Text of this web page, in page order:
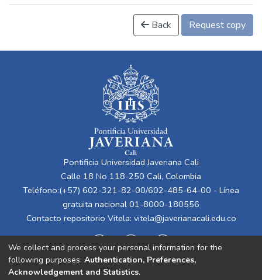
Back Request copy
Pontificia Universidad Javeriana Cali
Calle 18 No 118-250 Cali, Colombia
Teléfono:(+57) 602-321-82-00/602-485-64-00 - Línea
gratuita nacional 01-8000-180556
Contacto repositorio Vitela: vitela@javerianacali.edu.co
We collect and process your personal information for the
following purposes: Authentication, Preferences,
Acknowledgement and Statistics.